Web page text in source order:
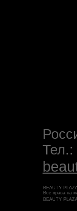
Тел.:
BEAUTY
Все права на
BEAUTY